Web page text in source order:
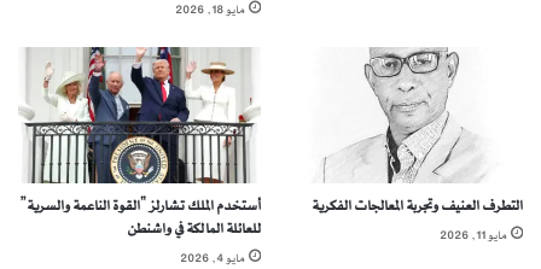
مايو 18, 2026
التطرف العنيف وتجربة المعالجات الفكرية
مايو 11, 2026
أستخدم الملك تشارلز “القوة الناعمة والسرية”
للعائلة المالكة في واشنطن
مايو 4, 2026